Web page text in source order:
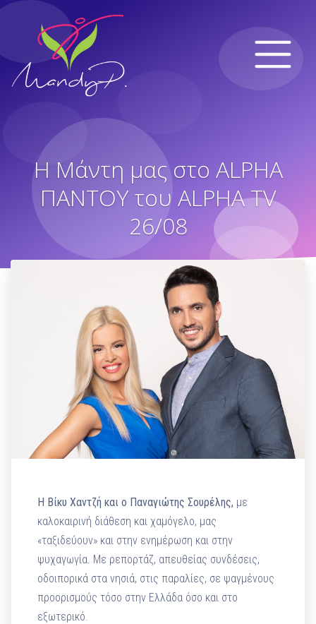
Η Μάντη μας στο ALPHA
ΠΑΝΤΟΥ του ALPHA TV
26/08
Η Βίκυ Χαντζή και ο Παναγιώτης Σουρέλης, με
καλοκαιρινή διάθεση και χαμόγελο, μας
«ταξιδεύουν» και στην ενημέρωση και στην
ψυχαγωγία. Με ρεπορτάζ, απευθείας συνδέσεις,
οδοιπορικά στα νησιά, στις παραλίες, σε ψαγμένους
προορισμούς τόσο στην Ελλάδα όσο και στο
εξωτερικό.